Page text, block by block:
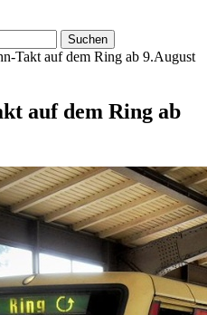
Takt auf dem Ring ab 9.August
auf dem Ring ab